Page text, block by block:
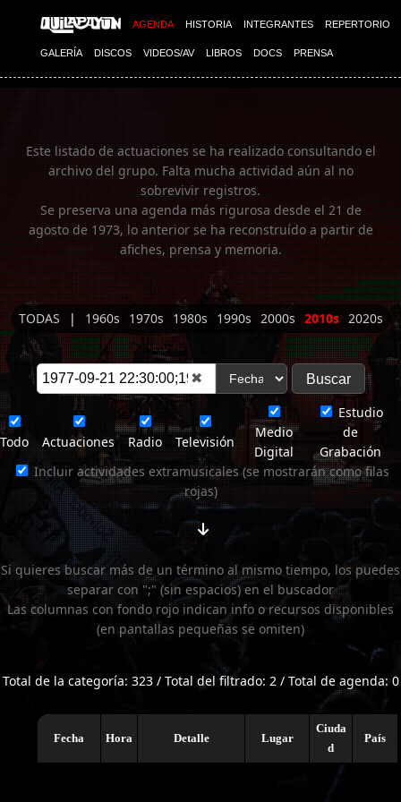
AGENDA HISTORIA INTEGRANTES REPERTORIO
GALERÍA DISCOS VIDEOS/AV LIBROS DOCS PRENSA
Imagen 01
Este listado de actuaciones se ha realizado consultando el
archivo del grupo. Falta mucha actividad aún al no
sobrevivir registros.
Se preserva una agenda más rigurosa desde el 21 de
agosto de 1973, lo anterior se ha reconstruído a partir de
afiches, prensa y memoria.
TODAS | 1960s 1970s 1980s 1990s 2000s 2010s 2020s
✖
Todo Actuaciones Radio Televisión
Medio
Digital
Estudio
de
Grabación
Incluir actividades extramusicales (se mostrarán como filas
rojas)
Si quieres buscar más de un término al mismo tiempo, los puedes
separar con ";" (sin espacios) en el buscador
Las columnas con fondo rojo indican info o recursos disponibles
(en pantallas pequeñas se omiten)
Total de la categoría: 323 / Total del filtrado: 2 / Total de agenda: 0
Fecha Hora Detalle Lugar
Ciuda
d
País